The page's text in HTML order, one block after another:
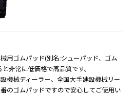
用ゴムパッド(別名:シューパッド、ゴム
非常に低価格で高品質です。
機械ディーラー、全国大手建設機械リー
のゴムパッドですので安心してご使用い